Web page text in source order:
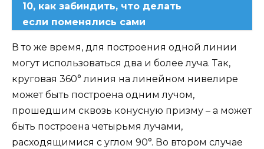
10, как забиндить, что делать
если поменялись сами
В то же время, для построения одной линии
могут использоваться два и более луча. Так,
круговая 360° линия на линейном нивелире
может быть построена одним лучом,
прошедшим сквозь конусную призму – а может
быть построена четырьмя лучами,
расходящимися с углом 90°. Во втором случае